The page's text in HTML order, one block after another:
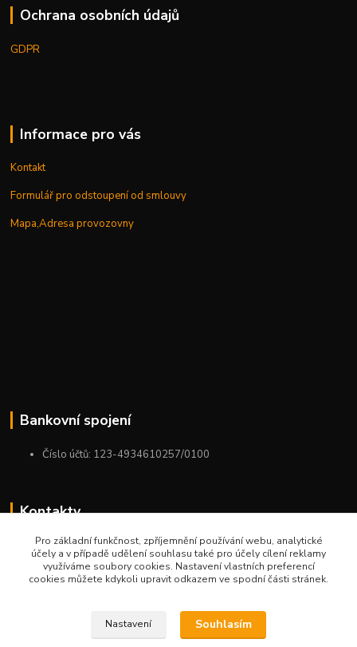
Ochrana osobních údajů
GDPR
Informace pro vás
Kontakt
Formulář pro odstoupení od smlouvy
Mapa,Adresa provozovny
Bankovní spojení
Číslo účtů: 123-4934610257/0100
Kontakty
+420 775 954 963
9:00-12:00-13:00-16:00
Pro základní funkčnost, zpříjemnění používání webu, analytické
účely a v případě udělení souhlasu také pro účely cílení reklamy
využíváme soubory cookies. Nastavení vlastních preferencí
cookies můžete kdykoli upravit odkazem ve spodní části stránek.
Nastavení Souhlasím